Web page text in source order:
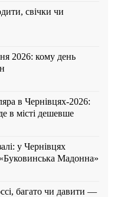
свічки чи
2026: кому день
в Чернівцях-2026:
в місті дешевше
у Чернівцях
Мадонна»
багато чи давити —